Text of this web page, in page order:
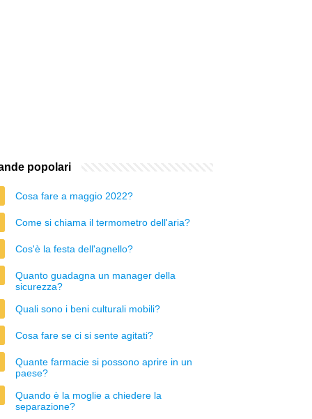
popolari
Cosa fare a maggio 2022?
Come si chiama il termometro dell'aria?
Cos'è la festa dell'agnello?
Quanto guadagna un manager della
sicurezza?
Quali sono i beni culturali mobili?
Cosa fare se ci si sente agitati?
Quante farmacie si possono aprire in un
paese?
Quando è la moglie a chiedere la
separazione?